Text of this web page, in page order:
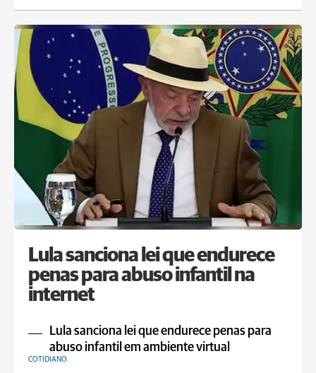
Lula sanciona lei que endurece
penas para abuso infantil na
internet
Lula sanciona lei que endurece penas para
abuso infantil em ambiente virtual
COTIDIANO